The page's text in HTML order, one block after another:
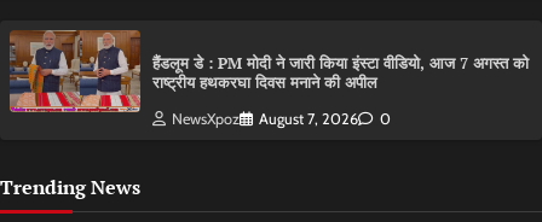
हैंडलूम डे : PM मोदी ने जारी किया इंस्टा वीडियो, आज 7 अगस्त को
राष्ट्रीय हथकरघा दिवस मनाने की अपील
NewsXpoz August 7, 2026 0
Trending News